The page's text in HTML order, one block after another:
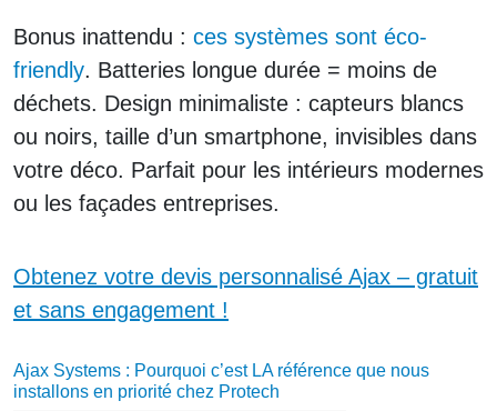
Bonus inattendu : ces systèmes sont éco-
friendly. Batteries longue durée = moins de
déchets. Design minimaliste : capteurs blancs
ou noirs, taille d’un smartphone, invisibles dans
votre déco. Parfait pour les intérieurs modernes
ou les façades entreprises.
Obtenez votre devis personnalisé Ajax – gratuit
et sans engagement !
Ajax Systems : Pourquoi c’est LA référence que nous
installons en priorité chez Protech